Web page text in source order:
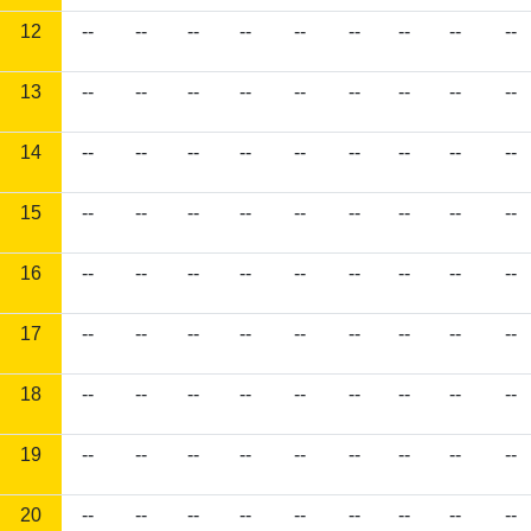
12 -- -- -- -- -- -- -- -- --
13 -- -- -- -- -- -- -- -- --
14 -- -- -- -- -- -- -- -- --
15 -- -- -- -- -- -- -- -- --
16 -- -- -- -- -- -- -- -- --
17 -- -- -- -- -- -- -- -- --
18 -- -- -- -- -- -- -- -- --
19 -- -- -- -- -- -- -- -- --
20 -- -- -- -- -- -- -- -- --